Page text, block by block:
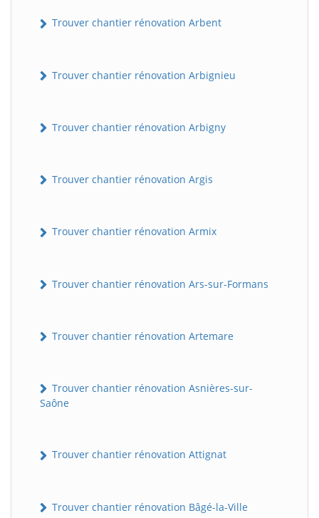
Trouver chantier rénovation Arbent
Trouver chantier rénovation Arbignieu
Trouver chantier rénovation Arbigny
Trouver chantier rénovation Argis
Trouver chantier rénovation Armix
Trouver chantier rénovation Ars-sur-Formans
Trouver chantier rénovation Artemare
Trouver chantier rénovation Asnières-sur-
Saône
Trouver chantier rénovation Attignat
Trouver chantier rénovation Bâgé-la-Ville